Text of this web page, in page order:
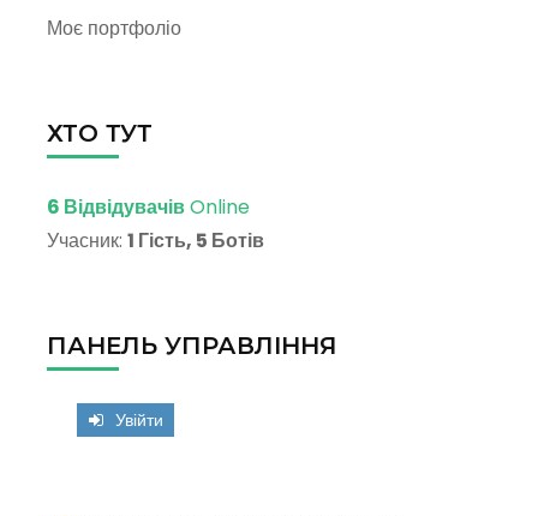
Моє портфоліо
ХТО ТУТ
6 ВідвідувачівOnline
Учасник: 1 Гість, 5 Ботів
ПАНЕЛЬ УПРАВЛІННЯ
Увійти